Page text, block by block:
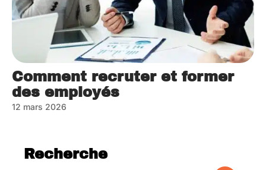
Comment recruter et former
des employés
12 mars 2026
Recherche